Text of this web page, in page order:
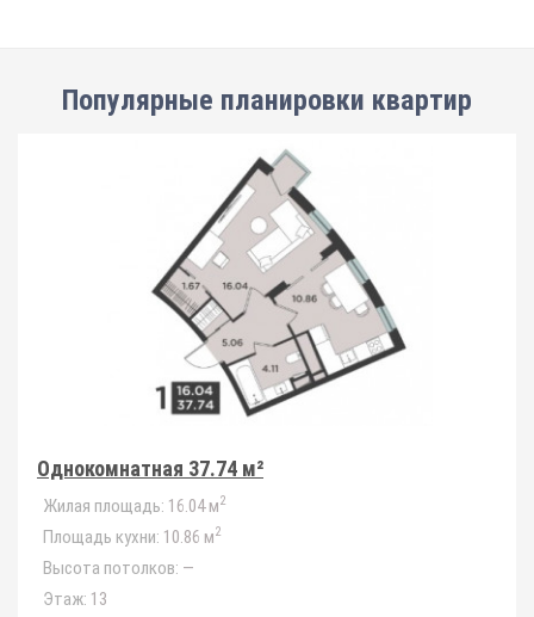
Популярные планировки квартир
Однокомнатная 37.74 м²
Жилая площадь: 16.04 м2
Площадь кухни: 10.86 м2
Высота потолков: —
Этаж: 13